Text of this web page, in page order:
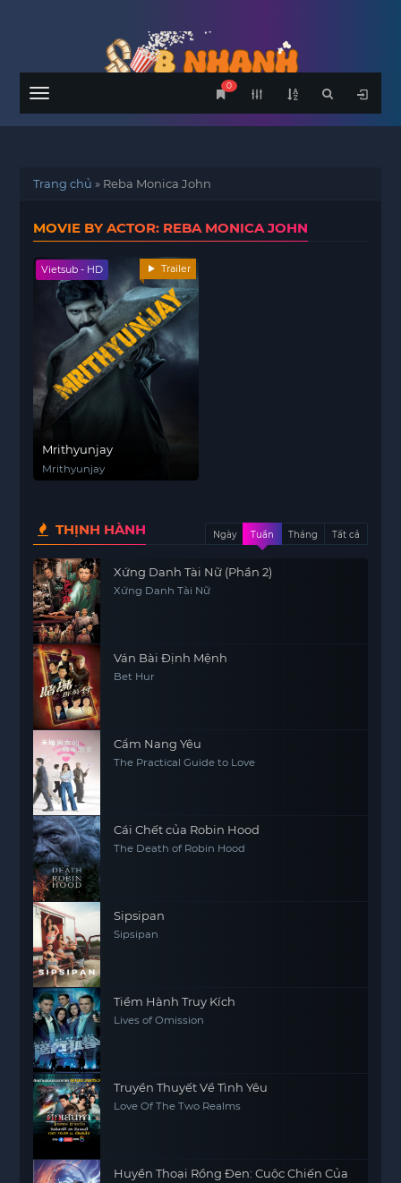
Menu
0
Trang chủ » Reba Monica John
MOVIE BY ACTOR: REBA MONICA JOHN
Vietsub - HD Trailer
Mrithyunjay
Mrithyunjay
THỊNH HÀNH Ngày Tuần Tháng Tất cả
Xứng Danh Tài Nữ (Phần 2)
Xứng Danh Tài Nữ
Ván Bài Định Mệnh
Bet Hur
Cẩm Nang Yêu
The Practical Guide to Love
Cái Chết của Robin Hood
The Death of Robin Hood
Sipsipan
Sipsipan
Tiềm Hành Truy Kích
Lives of Omission
Truyền Thuyết Về Tình Yêu
Love Of The Two Realms
Huyền Thoại Rồng Đen: Cuộc Chiến Của